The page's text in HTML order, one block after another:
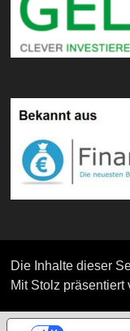
Die Inhalte dieser
Mit Stolz präsentiert